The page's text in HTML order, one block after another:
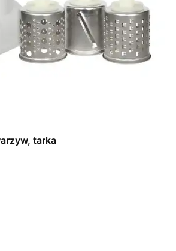
tarka